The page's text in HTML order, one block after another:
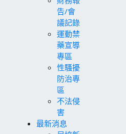
告/會
議記錄
運動禁
藥宣導
專區
性騷擾
防治專
區
不法侵
害
最新消息